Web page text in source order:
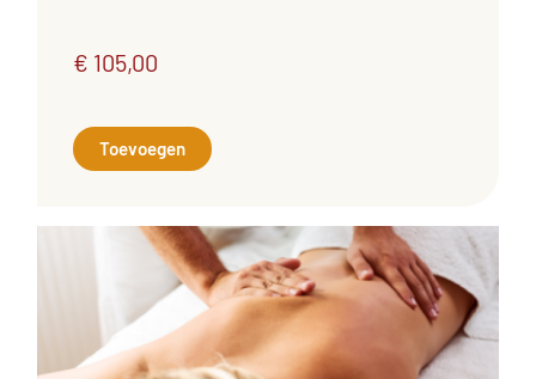
€ 105,00
Toevoegen